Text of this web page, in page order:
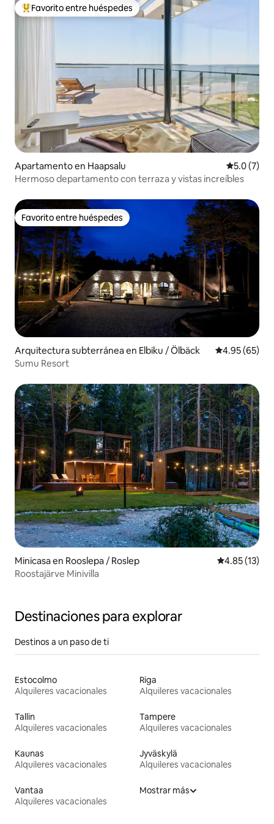
Favorito entre huéspedes preferido
Favorito entre huéspedes
Apartamento en Haapsalu
5.0 (7)
Hermoso departamento con terraza y vistas increíbles
Favorito entre huéspedes
Favorito entre huéspedes
Arquitectura subterránea en Elbiku / Ölbäck Calificación
4.95 (65)
Sumu Resort
Minicasa en Rooslepa / Roslep Calificación
4.85 (13)
Roostajärve Minivilla
Destinaciones para explorar
Destinos a un paso de ti
Estocolmo
Alquileres vacacionales
Riga
Alquileres vacacionales
Tallin
Alquileres vacacionales
Tampere
Alquileres vacacionales
Kaunas
Alquileres vacacionales
Jyväskylä
Alquileres vacacionales
Vantaa
Alquileres vacacionales
Mostrar más